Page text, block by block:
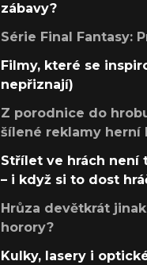
zábavy?
Série Final Fantasy:
Filmy, které se
nepřiznají)
Z porodnice do
šílené reklamy herní
Střílet ve hrách není
– i když si to dost
Hrůza devětkrát
horory?
Kulky, lasery i